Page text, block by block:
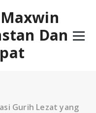
Dan
Gurih Lezat yang